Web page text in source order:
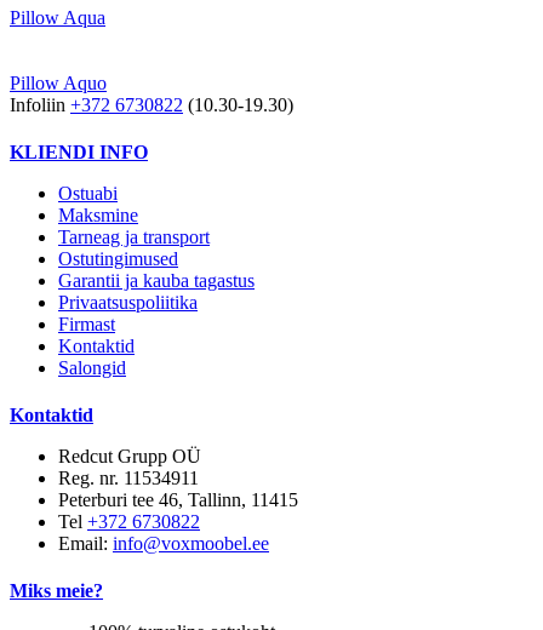
Pillow Aqua
Pillow Aquo
Infoliin +372 6730822 (10.30-19.30)
KLIENDI INFO
Ostuabi
Maksmine
Tarneag ja transport
Ostutingimused
Garantii ja kauba tagastus
Privaatsuspoliitika
Firmast
Kontaktid
Salongid
Kontaktid
Redcut Grupp OÜ
Reg. nr. 11534911
Peterburi tee 46, Tallinn, 11415
Tel +372 6730822
Email: info@voxmoobel.ee
Miks meie?